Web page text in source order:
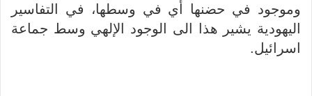
وموجود في حضنها أي في وسطها، في التفاسير
اليهودية يشير هذا الى الوجود الإلهي وسط جماعة
اسرائيل.